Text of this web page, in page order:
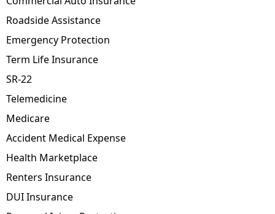
Roadside Assistance
Emergency Protection
Term Life Insurance
SR-22
Telemedicine
Medicare
Accident Medical Expense
Health Marketplace
Renters Insurance
DUI Insurance